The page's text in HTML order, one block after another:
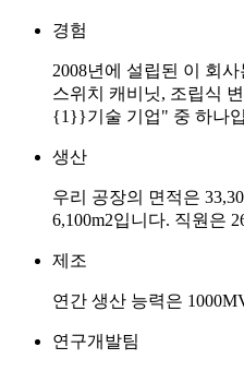
경험
2008년에 설립된 이 회
스위치 캐비닛, 조립식
{1}}기술 기업" 중 하나
생산
우리 공장의 면적은
6,100m2입니다. 직원은
제조
연간 생산 능력은
연구개발팀